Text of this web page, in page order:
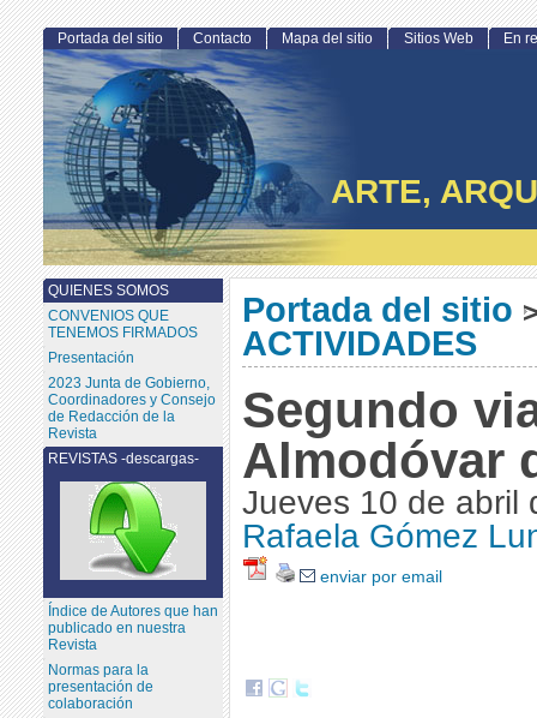
ARTE,
Portada del sitio
ACTIVIDADES
Segundo
Almodóvar
Jueves 10 de abril
Rafaela Gómez
enviar por email
Portada del sitio Contacto Mapa del sitio Sitios Web En
QUIENES SOMOS
CONVENIOS QUE
TENEMOS FIRMADOS
Presentación
2023 Junta de Gobierno,
Coordinadores y Consejo
de Redacción de la
Revista
REVISTAS -descargas-
Índice de Autores que han
publicado en nuestra
Revista
Normas para la
presentación de
colaboración